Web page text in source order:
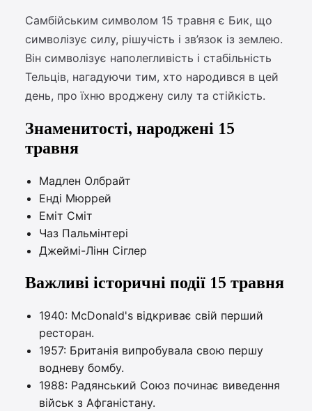
Самбійським символом 15 травня є Бик, що
символізує силу, рішучість і зв’язок із землею.
Він символізує наполегливість і стабільність
Тельців, нагадуючи тим, хто народився в цей
день, про їхню вроджену силу та стійкість.
Знаменитості, народжені 15
травня
Мадлен Олбрайт
Енді Мюррей
Еміт Сміт
Чаз Пальмінтері
Джеймі-Лінн Сіглер
Важливі історичні події 15 травня
1940: McDonald's відкриває свій перший
ресторан.
1957: Британія випробувала свою першу
водневу бомбу.
1988: Радянський Союз починає виведення
військ з Афганістану.